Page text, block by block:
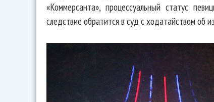
«Коммерсанта», процессуальный статус
следствие обратится в суд с ходатайством об